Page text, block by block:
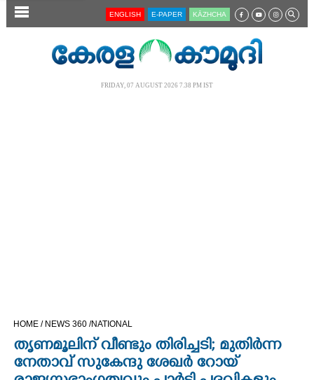
SECTIONS
CINEMA
OPINION
ENGLISH E-PAPER KĀZHCHA
FRIDAY, 07 AUGUST 2026 7.38 PM IST
HOME / NEWS 360 /NATIONAL
തൃണമൂലിന് വീണ്ടും തിരിച്ചടി; മുതിർന്ന
നേതാവ് സുകേന്ദു ശേഖർ റോയ്